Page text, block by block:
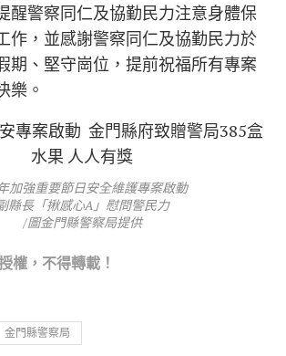
醒警察同仁及協勤民力注意身體保
作，並感謝警察同仁及協勤民力於
期、堅守崗位，提前祝福所有專案
樂。
加強重要節日安全維護專案啟動
縣長「揪感心A」慰問警民力
/圖金門縣警察局提供
權，不得轉載！
金門縣警察局